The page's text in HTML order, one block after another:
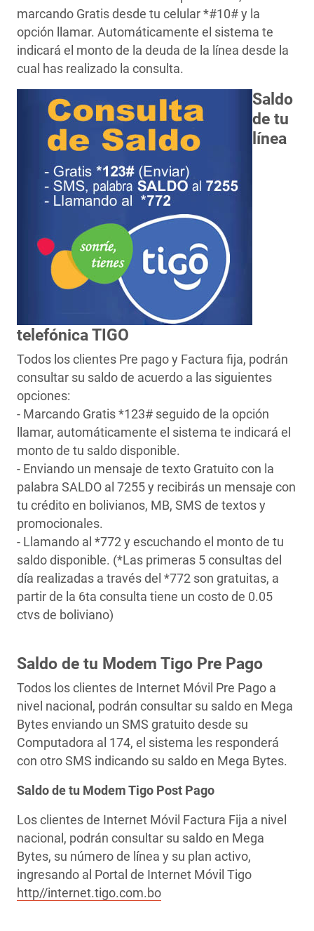
marcando Gratis desde tu celular *#10# y la
opción llamar. Automáticamente el sistema te
indicará el monto de la deuda de la línea desde la
cual has realizado la consulta.
Saldo
de tu
línea
telefónica TIGO
Todos los clientes Pre pago y Factura fija, podrán
consultar su saldo de acuerdo a las siguientes
opciones:
- Marcando Gratis *123# seguido de la opción
llamar, automáticamente el sistema te indicará el
monto de tu saldo disponible.
- Enviando un mensaje de texto Gratuito con la
palabra SALDO al 7255 y recibirás un mensaje con
tu crédito en bolivianos, MB, SMS de textos y
promocionales.
- Llamando al *772 y escuchando el monto de tu
saldo disponible. (*Las primeras 5 consultas del
día realizadas a través del *772 son gratuitas, a
partir de la 6ta consulta tiene un costo de 0.05
ctvs de boliviano)
Saldo de tu Modem Tigo Pre Pago
Todos los clientes de Internet Móvil Pre Pago a
nivel nacional, podrán consultar su saldo en Mega
Bytes enviando un SMS gratuito desde su
Computadora al 174, el sistema les responderá
con otro SMS indicando su saldo en Mega Bytes.
Saldo de tu Modem Tigo Post Pago
Los clientes de Internet Móvil Factura Fija a nivel
nacional, podrán consultar su saldo en Mega
Bytes, su número de línea y su plan activo,
ingresando al Portal de Internet Móvil Tigo
http//internet.tigo.com.bo